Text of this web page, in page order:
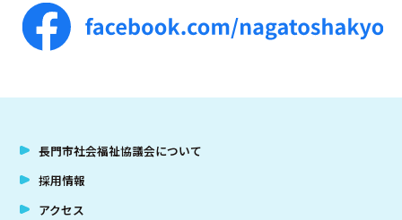
長門市社会福祉協議会について
採用情報
アクセス